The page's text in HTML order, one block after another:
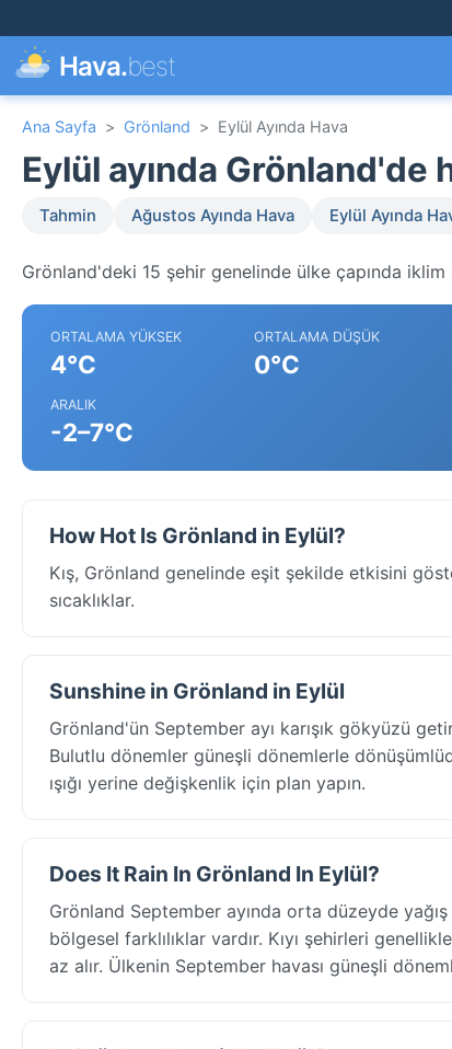
Hava.best
Ana Sayfa > Grönland > Eylül Ayında Hava
Eylül ayında Grönland'de
Tahmin Ağustos Ayında Hava Eylül Ayında
Grönland'deki 15 şehir genelinde ülke çapında iklim
ORTALAMA YÜKSEK
4°C
ORTALAMA DÜŞÜK
0°C
ARALIK
-2–7°C
How Hot Is Grönland in Eylül?
Kış, Grönland genelinde eşit şekilde etkisini
sıcaklıklar.
Sunshine in Grönland in Eylül
Grönland'ün September ayı karışık gökyüzü
Bulutlu dönemler güneşli dönemlerle
ışığı yerine değişkenlik için plan yapın.
Does It Rain In Grönland In Eylül?
Grönland September ayında orta düzeyde
bölgesel farklılıklar vardır. Kıyı şehirleri
az alır. Ülkenin September havası güneşli